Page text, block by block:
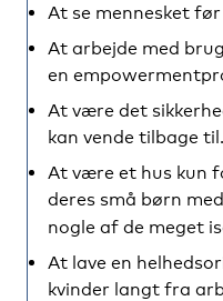
At se mennesket
At arbejde med
en
At være det
kan vende tilbage til.
At være et hus kun
deres små børn
nogle af de meget
At lave en
kvinder langt fra